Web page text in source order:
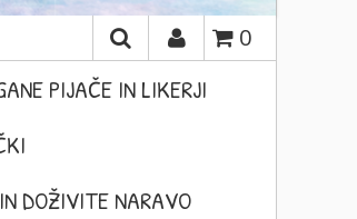
0
PIJAČE IN LIKERJI
DOŽIVITE NARAVO